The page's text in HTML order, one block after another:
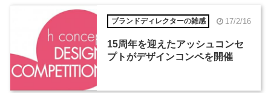
ブランドディレクターの雑感 17/2/16
15周年を迎えたアッシュコンセ
プトがデザインコンペを開催